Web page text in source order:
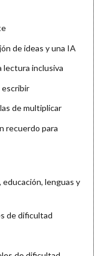
de ideas y una IA
lectura inclusiva
escribir
de multiplicar
recuerdo para
lenguas y
de dificultad